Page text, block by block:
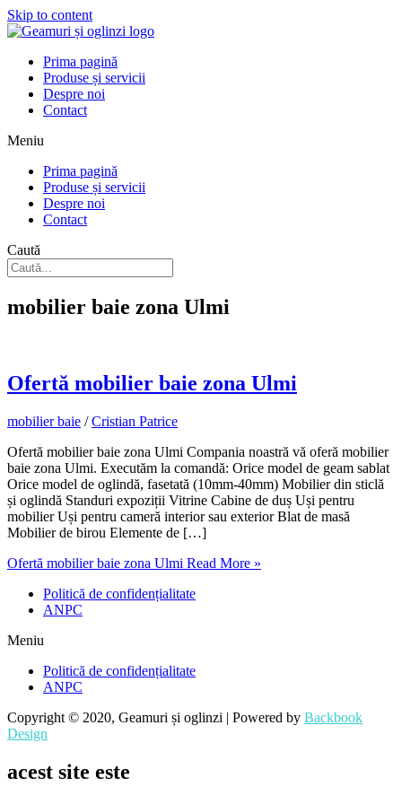
Skip to content
Prima pagină
Produse și servicii
Despre noi
Contact
Meniu
Prima pagină
Produse și servicii
Despre noi
Contact
Caută
mobilier baie zona Ulmi
Ofertă mobilier baie zona Ulmi
mobilier baie /Cristian Patrice
Ofertă mobilier baie zona Ulmi Compania noastră vă oferă mobilier
baie zona Ulmi. Executăm la comandă: Orice model de geam sablat
Orice model de oglindă, fasetată (10mm-40mm) Mobilier din sticlă
și oglindă Standuri expoziții Vitrine Cabine de duș Uși pentru
mobilier Uși pentru cameră interior sau exterior Blat de masă
Mobilier de birou Elemente de […]
Ofertă mobilier baie zona Ulmi Read More »
Politică de confidențialitate
ANPC
Meniu
Politică de confidențialitate
ANPC
Copyright © 2020, Geamuri și oglinzi | Powered by Backbook
Design
acest site este